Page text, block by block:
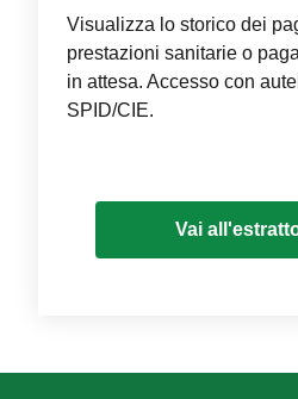
Visualizza lo storico dei
prestazioni sanitarie o
in attesa. Accesso con
SPID/CIE.
Vai